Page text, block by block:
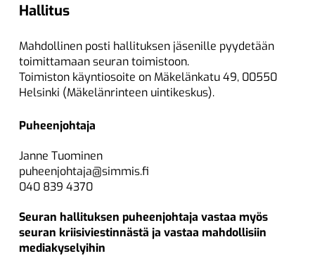
Hallitus
Mahdollinen posti hallituksen jäsenille pyydetään
toimittamaan seuran toimistoon.
Toimiston käyntiosoite on Mäkelänkatu 49, 00550
Helsinki (Mäkelänrinteen uintikeskus).
Puheenjohtaja
Janne Tuominen
puheenjohtaja@simmis.fi
040 839 4370
Seuran hallituksen puheenjohtaja vastaa myös
seuran kriisiviestinnästä ja vastaa mahdollisiin
mediakyselyihin